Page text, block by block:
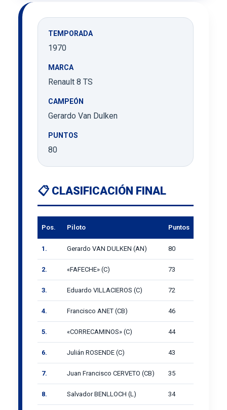
TEMPORADA
1970
MARCA
Renault 8 TS
CAMPEÓN
Gerardo Van Dulken
PUNTOS
80
📋 CLASIFICACIÓN FINAL
Pos. Piloto Puntos
1. Gerardo VAN DULKEN (AN) 80
2. «FAFECHE» (C) 73
3. Eduardo VILLACIEROS (C) 72
4. Francisco ANET (CB) 46
5. «CORRECAMINOS» (C) 44
6. Julián ROSENDE (C) 43
7. Juan Francisco CERVETO (CB) 35
8. Salvador BENLLOCH (L) 34